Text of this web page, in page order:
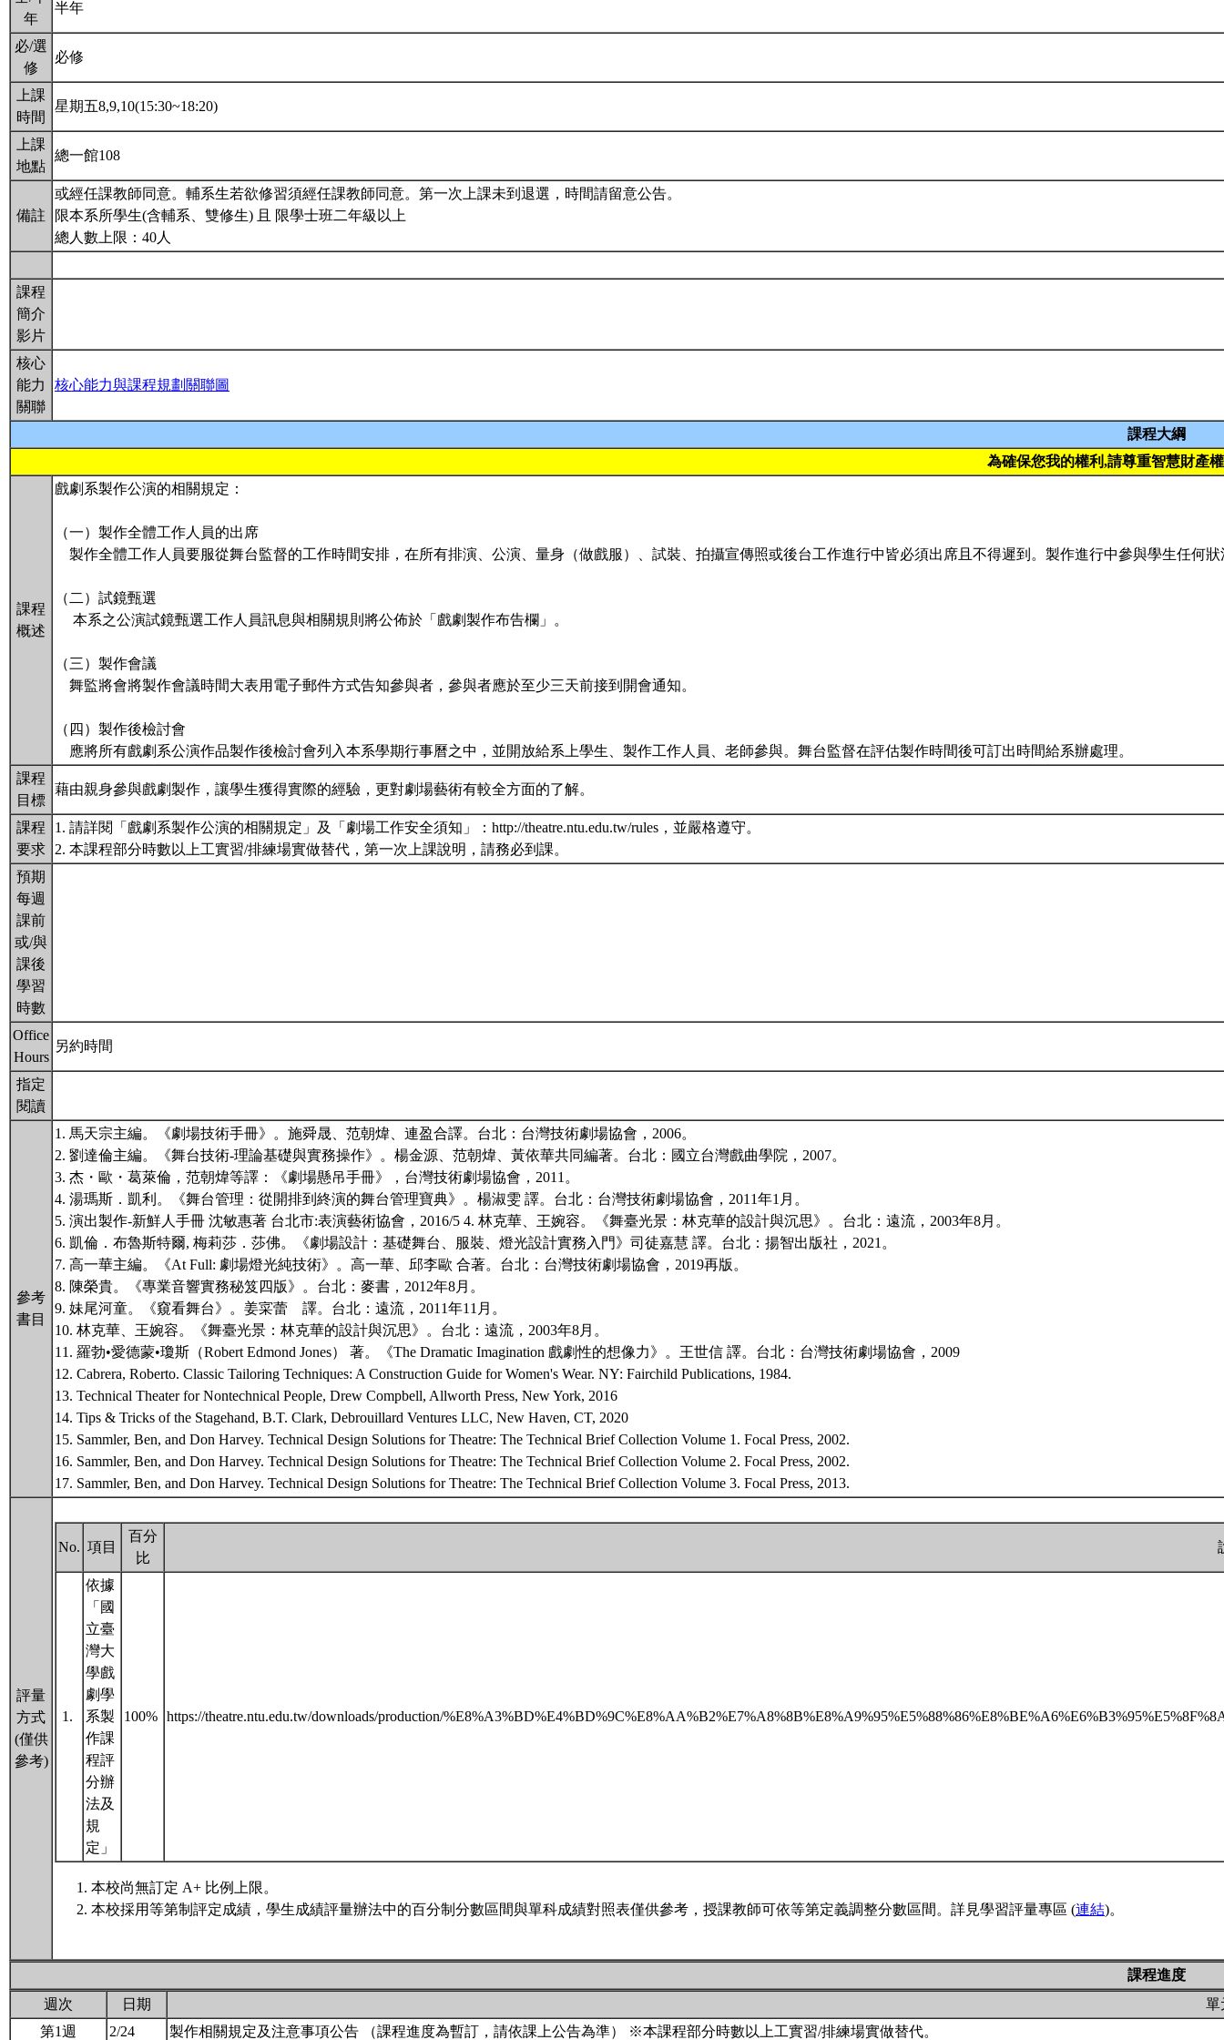
年
半年
必/選
修
必修
上課
時間
星期五8,9,10(15:30~18:20)
上課
地點
總一館108
備註
或經任課教師同意。輔系生若欲修習須經任課教師同意。第一次上課未到退選，時間請留意公告。
限本系所學生(含輔系、雙修生) 且 限學士班二年級以上
總人數上限：40人
課程
簡介
影片
核心
能力
關聯
核心能力與課程規劃關聯圖
課程大綱
為確保您我的權利,請尊重智慧財產
課程
概述
戲劇系製作公演的相關規定：
（一）製作全體工作人員的出席
製作全體工作人員要服從舞台監督的工作時間安排，在所有排演、公演、量身（做戲服）、試裝、拍攝宣傳照或後台工作進行中皆必須出席且不得遲到。製作進行中參與學生任何
（二）試鏡甄選
本系之公演試鏡甄選工作人員訊息與相關規則將公佈於「戲劇製作布告欄」。
（三）製作會議
舞監將會將製作會議時間大表用電子郵件方式告知參與者，參與者應於至少三天前接到開會通知。
（四）製作後檢討會
應將所有戲劇系公演作品製作後檢討會列入本系學期行事曆之中，並開放給系上學生、製作工作人員、老師參與。舞台監督在評估製作時間後可訂出時間給系辦處理。
課程
目標
藉由親身參與戲劇製作，讓學生獲得實際的經驗，更對劇場藝術有較全方面的了解。
課程
要求
1. 請詳閱「戲劇系製作公演的相關規定」及「劇場工作安全須知」：http://theatre.ntu.edu.tw/rules，並嚴格遵守。
2. 本課程部分時數以上工實習/排練場實做替代，第一次上課說明，請務必到課。
預期
每週
課前
或/與
課後
學習
時數
Office
Hours
另約時間
指定
閱讀
參考
書目
1. 馬天宗主編。《劇場技術手冊》。施舜晟、范朝煒、連盈合譯。台北：台灣技術劇場協會，2006。
2. 劉達倫主編。《舞台技術-理論基礎與實務操作》。楊金源、范朝煒、黃依華共同編著。台北：國立台灣戲曲學院，2007。
3. 杰・歐・葛萊倫，范朝煒等譯：《劇場懸吊手冊》，台灣技術劇場協會，2011。
4. 湯瑪斯．凱利。《舞台管理：從開排到終演的舞台管理寶典》。楊淑雯 譯。台北：台灣技術劇場協會，2011年1月。
5. 演出製作-新鮮人手冊 沈敏惠著 台北市:表演藝術協會，2016/5 4. 林克華、王婉容。《舞臺光景：林克華的設計與沉思》。台北：遠流，2003年8月。
6. 凱倫．布魯斯特爾, 梅莉莎．莎佛。《劇場設計：基礎舞台、服裝、燈光設計實務入門》司徒嘉慧 譯。台北：揚智出版社，2021。
7. 高一華主編。《At Full: 劇場燈光純技術》。高一華、邱李歐 合著。台北：台灣技術劇場協會，2019再版。
8. 陳榮貴。《專業音響實務秘笈四版》。台北：麥書，2012年8月。
9. 妹尾河童。《窺看舞台》。姜寀蕾 譯。台北：遠流，2011年11月。
10. 林克華、王婉容。《舞臺光景：林克華的設計與沉思》。台北：遠流，2003年8月。
11. 羅勃•愛德蒙•瓊斯（Robert Edmond Jones） 著。《The Dramatic Imagination 戲劇性的想像力》。王世信 譯。台北：台灣技術劇場協會，2009
12. Cabrera, Roberto. Classic Tailoring Techniques: A Construction Guide for Women's Wear. NY: Fairchild Publications, 1984.
13. Technical Theater for Nontechnical People, Drew Compbell, Allworth Press, New York, 2016
14. Tips & Tricks of the Stagehand, B.T. Clark, Debrouillard Ventures LLC, New Haven, CT, 2020
15. Sammler, Ben, and Don Harvey. Technical Design Solutions for Theatre: The Technical Brief Collection Volume 1. Focal Press, 2002.
16. Sammler, Ben, and Don Harvey. Technical Design Solutions for Theatre: The Technical Brief Collection Volume 2. Focal Press, 2002.
17. Sammler, Ben, and Don Harvey. Technical Design Solutions for Theatre: The Technical Brief Collection Volume 3. Focal Press, 2013.
評量
方式
(僅供
參考)
No. 項目
百分
比
1.
依據
「國
立臺
灣大
學戲
劇學
系製
作課
程評
分辦
法及
規
定」
100% https://theatre.ntu.edu.tw/downloads/production/
本校尚無訂定 A+ 比例上限。
本校採用等第制評定成績，學生成績評量辦法中的百分制分數區間與單科成績對照表僅供參考，授課教師可依等第定義調整分數區間。詳見學習評量專區 (連結)。
課程進度
週次
日期
單
第1週
2/24 製作相關規定及注意事項公告 （課程進度為暫訂，請依課上公告為準） ※本課程部分時數以上工實習/排練場實做替代。